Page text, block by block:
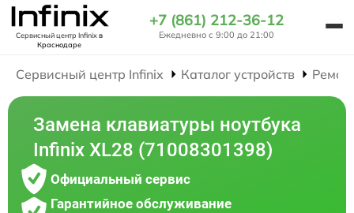
Сервисный центр Infinixв
Краснодаре
+7 (861) 212-36-12
Ежедневно с 9:00 до 21:00
Сервисный центр Infinix Каталог устройств
Замена клавиатуры ноутбука
Infinix XL28 (71008301398)
Официальный сервис
Гарантийное обслуживание